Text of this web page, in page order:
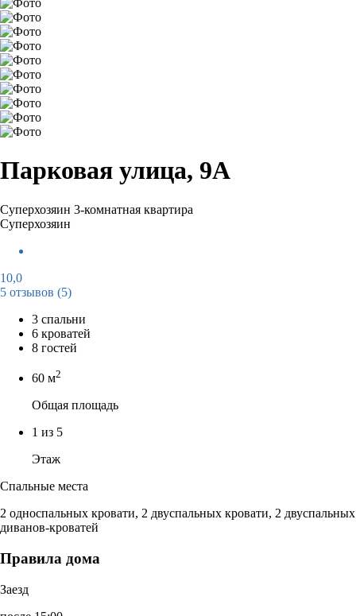
Парковая улица, 9А
Суперхозяин 3-комнатная квартира
Суперхозяин
10,0
5 отзывов (5)
3 спальни
6 кроватей
8 гостей
60 м2
Общая площадь
1 из 5
Этаж
Спальные места
2 односпальных кровати, 2 двуспальных кровати, 2 двуспальных
диванов-кроватей
Правила дома
Заезд